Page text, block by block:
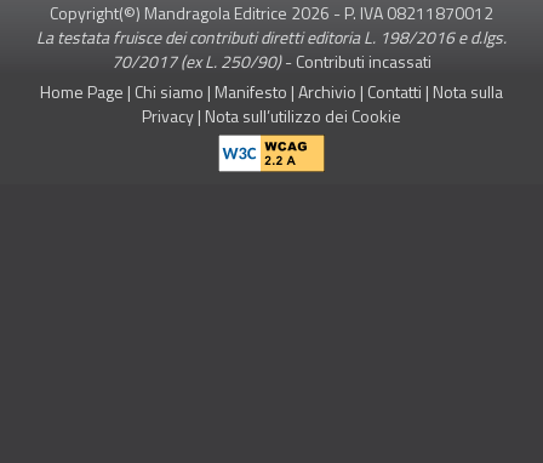
Copyright(©) Mandragola Editrice 2026 - P. IVA 08211870012
La testata fruisce dei contributi diretti editoria L. 198/2016 e d.lgs.
70/2017 (ex L. 250/90)-Contributi incassati
Home Page | Chi siamo | Manifesto |Archivio | Contatti | Nota sulla
Privacy| Nota sull’utilizzo dei Cookie